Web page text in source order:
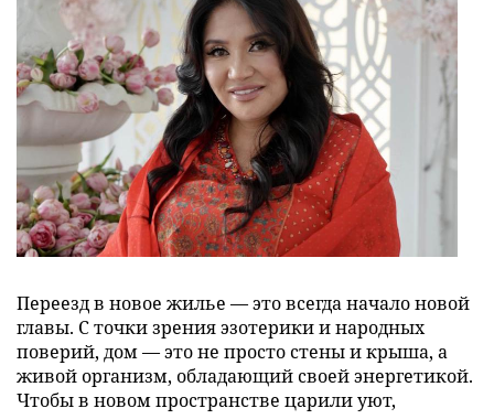
Переезд в новое жилье — это всегда начало новой
главы. С точки зрения эзотерики и народных
поверий, дом — это не просто стены и крыша, а
живой организм, обладающий своей энергетикой.
Чтобы в новом пространстве царили уют,